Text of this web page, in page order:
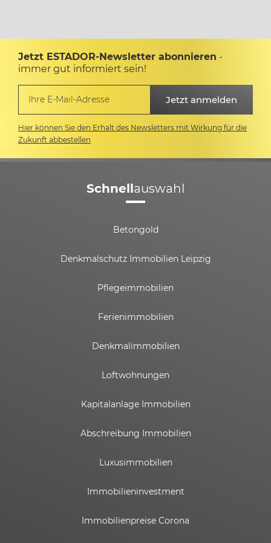
Jetzt ESTADOR-Newsletter abonnieren -
immer gut informiert sein!
Hier können Sie den Erhalt des Newsletters mit Wirkung für die
Zukunft abbestellen
Schnellauswahl
Betongold
Denkmalschutz Immobilien Leipzig
Pflegeimmobilien
Ferienimmobilien
Denkmalimmobilien
Loftwohnungen
Kapitalanlage Immobilien
Abschreibung Immobilien
Luxusimmobilien
Immobilieninvestment
Immobilienpreise Corona